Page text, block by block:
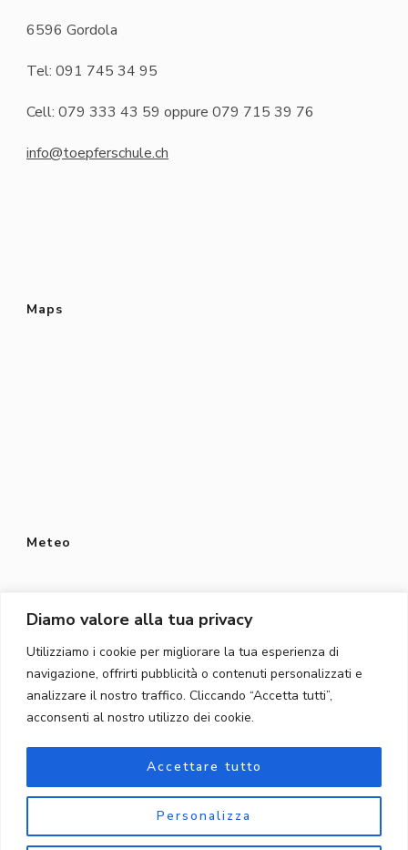
Diamo valore alla tua privacy
Utilizziamo i cookie per migliorare la tua esperienza di
navigazione, offrirti pubblicità o contenuti personalizzati e
analizzare il nostro traffico. Cliccando “Accetta tutti”,
acconsenti al nostro utilizzo dei cookie.
Personalizza
Accettare tutto
6596 Gordola
Tel: 091 745 34 95
Cell: 079 333 43 59 oppure 079 715 39 76
info@toepferschule.ch
Maps
Meteo
Protezione dei dati
Privacy Policy
Protezione dei dati
Töpferschule Gordola
riservati.Blossom Shop | Sviluppato daBlossom Themes.